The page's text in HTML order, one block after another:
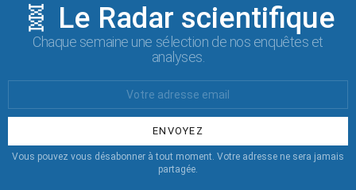
🧬 Le Radar scientifique
Chaque semaine une sélection de nos enquêtes et
analyses.
:
Vous pouvez vous désabonner à tout moment. Votre adresse ne sera jamais
partagée.